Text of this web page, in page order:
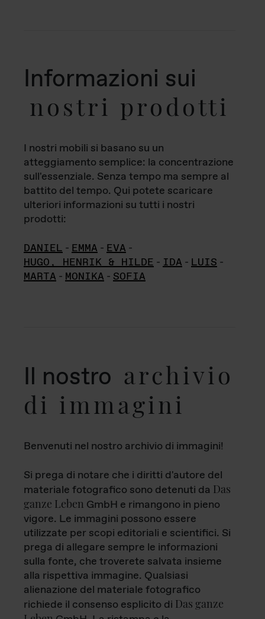
Informazioni sui
nostri prodotti
I nostri mobili si basano su un
atteggiamento semplice: la concentrazione
sull'essenziale. Senza tempo ma sempre al
battito del tempo. Qui potete scaricare
ulteriori informazioni su tutti i nostri
prodotti:
DANIEL - EMMA - EVA -
HUGO, HENRIK & HILDE - IDA - LUIS -
MARTA - MONIKA - SOFIA
Il nostro archivio
di immagini
Benvenuti nel nostro archivio di immagini!
Si prega di notare che i diritti d'autore del
materiale fotografico sono detenuti da Das
ganze Leben GmbH e rimangono in pieno
vigore. Le immagini possono essere
utilizzate per scopi editoriali e scientifici. Si
prega di allegare sempre le informazioni
sulla fonte, che troverete salvata insieme
alla rispettiva immagine. Qualsiasi
alienazione del materiale fotografico
richiede il consenso esplicito di Das ganze